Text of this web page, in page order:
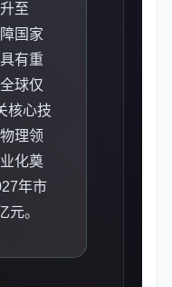
至
国家
有重
球仅
核心技
理领
化奠
年市
元。